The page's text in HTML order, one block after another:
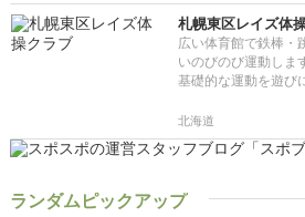
札幌東区レイズ体
広い体育館で鉄棒・
いのびのび運動しま
基礎的な運動を遊び
北海道
ランダムピックアップ